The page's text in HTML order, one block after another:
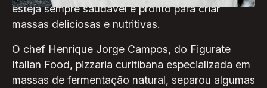
esteja sempre saudável e pronto para criar
massas deliciosas e nutritivas.
O chef Henrique Jorge Campos, do Figurate
Italian Food, pizzaria curitibana especializada em
massas de fermentação natural, separou algumas